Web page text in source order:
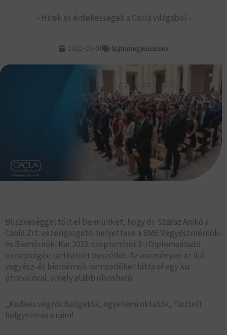
- Hírek és érdekességek a Caola világából -
2022-10-01 Sajtómegjelenések
Büszkeséggel tölt el bennünket, hogy dr. Száraz Anikó a
Caola Zrt. vezérigazgató-helyettese a BME Vegyészmérnöki
és Biomérnöki Kar 2022. szeptember 3-i Diplomaátadó
ünnepségén tarthatott beszédet. Az eseményen az ifjú
vegyész-és biomérnök nemzedéket látta el egy kis
útravalóval, amely alább olvasható:
„Kedves végzős hallgatók, egyetemi oktatók, Tisztelt
hölgyeim és uraim!